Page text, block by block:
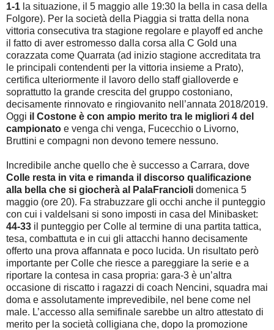
1-1 la situazione, il 5 maggio alle 19:30 la bella in casa della
Folgore). Per la società della Piaggia si tratta della nona
vittoria consecutiva tra stagione regolare e playoff ed anche
il fatto di aver estromesso dalla corsa alla C Gold una
corazzata come Quarrata (ad inizio stagione accreditata tra
le principali contendenti per la vittoria insieme a Prato),
certifica ulteriormente il lavoro dello staff gialloverde e
soprattutto la grande crescita del gruppo costoniano,
decisamente rinnovato e ringiovanito nell’annata 2018/2019.
Oggi il Costone è con ampio merito tra le migliori 4 del
campionato e venga chi venga, Fucecchio o Livorno,
Bruttini e compagni non devono temere nessuno.
Incredibile anche quello che è successo a Carrara, dove
Colle resta in vita e rimanda il discorso qualificazione
alla bella che si giocherà al PalaFrancioli domenica 5
maggio (ore 20). Fa strabuzzare gli occhi anche il punteggio
con cui i valdelsani si sono imposti in casa del Minibasket:
44-33 il punteggio per Colle al termine di una partita tattica,
tesa, combattuta e in cui gli attacchi hanno decisamente
offerto una prova affannata e poco lucida. Un risultato però
importante per Colle che riesce a pareggiare la serie e a
riportare la contesa in casa propria: gara-3 è un’altra
occasione di riscatto i ragazzi di coach Nencini, squadra mai
doma e assolutamente imprevedibile, nel bene come nel
male. L’accesso alla semifinale sarebbe un altro attestato di
merito per la società colligiana che, dopo la promozione